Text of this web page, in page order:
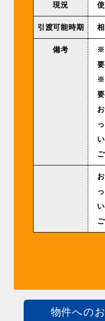
現況
引渡可能時期
備考
要
要
物件への